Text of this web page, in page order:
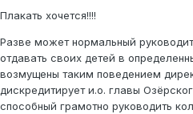
Плакать хочется!!!!
Разве может нормальный
отдавать своих детей в
возмущены таким поведением
дискредитирует и.о. главы
способный грамотно руководить